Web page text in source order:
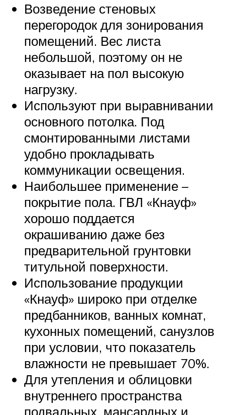
Возведение стеновых
перегородок для зонирования
помещений. Вес листа
небольшой, поэтому он не
оказывает на пол высокую
нагрузку.
Используют при выравнивании
основного потолка. Под
смонтированными листами
удобно прокладывать
коммуникации освещения.
Наибольшее применение –
покрытие пола. ГВЛ «Кнауф»
хорошо поддается
окрашиванию даже без
предварительной грунтовки
титульной поверхности.
Использование продукции
«Кнауф» широко при отделке
предбанников, ванных комнат,
кухонных помещений, санузлов
при условии, что показатель
влажности не превышает 70%.
Для утепления и облицовки
внутреннего пространства
подвальных, мансардных и